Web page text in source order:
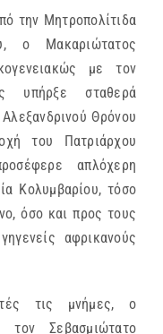
την Μητροπολίτιδα
ο Μακαριώτατος
με τον
υπήρξε σταθερά
Θρόνου
του Πατριάρχου
απλόχερη
Κολυμβαρίου, τόσο
όσο και προς τους
αφρικανούς
τις μνήμες, ο
τον Σεβασμιώτατο